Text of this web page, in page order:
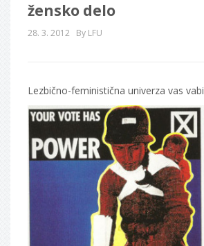
žensko delo
28. 3. 2012 By LFU
Lezbično-feministična univerza vas vabi